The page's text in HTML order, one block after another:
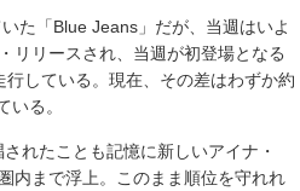
た「Blue Jeans」だが、当週はいよ
リリースされ、当週が初登場となる
している。現在、その差はわずか約
る。
れたことも記憶に新しいアイナ・
内まで浮上。このまま順位を守れれ